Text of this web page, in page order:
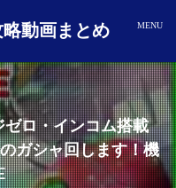
略動画まとめ
ゼロ・インコム搭載
ガシャ回します！機